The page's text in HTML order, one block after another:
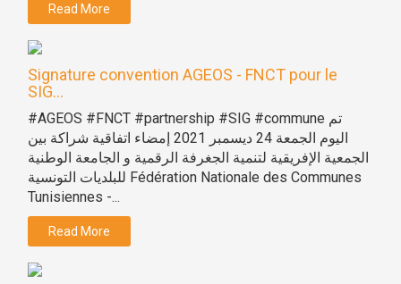
Read More
Signature convention AGEOS - FNCT pour le
SIG...
#AGEOS #FNCT #partnership #SIG #commune تم
اليوم الجمعة 24 ديسمبر 2021 إمضاء اتفاقية شراكة بين
الجمعية الإفريقية لتنمية الجغرفة الرقمية و الجامعة الوطنية
للبلديات التونسية Fédération Nationale des Communes
Tunisiennes -...
Read More